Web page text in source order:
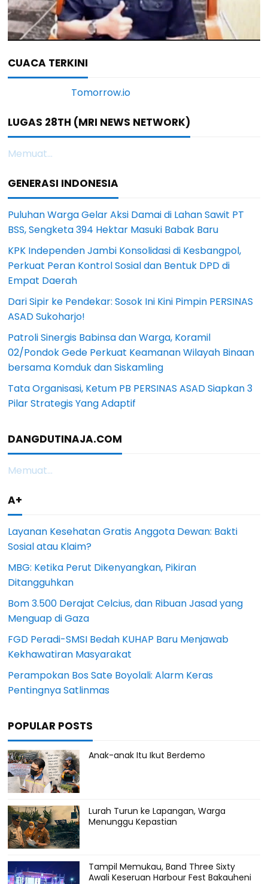
CUACA TERKINI
LUGAS 28TH (MRI NEWS NETWORK)
Memuat...
GENERASI INDONESIA
Puluhan Warga Gelar Aksi Damai di Lahan Sawit PT
BSS, Sengketa 394 Hektar Masuki Babak Baru
KPK Independen Jambi Konsolidasi di Kesbangpol,
Perkuat Peran Kontrol Sosial dan Bentuk DPD di
Empat Daerah
Dari Sipir ke Pendekar: Sosok Ini Kini Pimpin PERSINAS
ASAD Sukoharjo!
Patroli Sinergis Babinsa dan Warga, Koramil
02/Pondok Gede Perkuat Keamanan Wilayah Binaan
bersama Komduk dan Siskamling
Tata Organisasi, Ketum PB PERSINAS ASAD Siapkan 3
Pilar Strategis Yang Adaptif
DANGDUTINAJA.COM
Memuat...
A+
Layanan Kesehatan Gratis Anggota Dewan: Bakti
Sosial atau Klaim?
MBG: Ketika Perut Dikenyangkan, Pikiran
Ditangguhkan
Bom 3.500 Derajat Celcius, dan Ribuan Jasad yang
Menguap di Gaza
FGD Peradi-SMSI Bedah KUHAP Baru Menjawab
Kekhawatiran Masyarakat
Perampokan Bos Sate Boyolali: Alarm Keras
Pentingnya Satlinmas
POPULAR POSTS
Anak-anak Itu Ikut Berdemo
Lurah Turun ke Lapangan, Warga
Menunggu Kepastian
Tampil Memukau, Band Three Sixty
Awali Keseruan Harbour Fest Bakauheni